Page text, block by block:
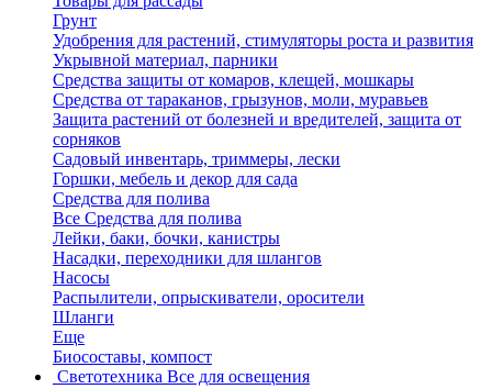
Грунт
Удобрения для растений, стимуляторы роста и развития
Укрывной материал, парники
Средства защиты от комаров, клещей, мошкары
Средства от тараканов, грызунов, моли, муравьев
Защита растений от болезней и вредителей, защита от
сорняков
Садовый инвентарь, триммеры, лески
Горшки, мебель и декор для сада
Средства для полива
Все Средства для полива
Лейки, баки, бочки, канистры
Насадки, переходники для шлангов
Насосы
Распылители, опрыскиватели, оросители
Шланги
Еще
Биосоставы, компост
Светотехника Все для освещения